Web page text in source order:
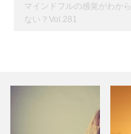
マインドフルの感覚がわから
ない？Vol.281